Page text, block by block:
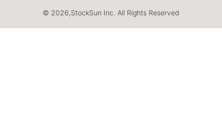
・人材紹介：toC/toBいずれも経験あり
後、FC学習塾「キミノスクール岐阜
© 2026,StockSun Inc. All Rights Reserved